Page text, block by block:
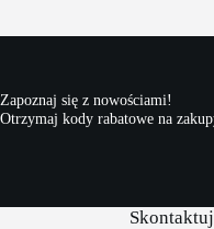
Zapoznaj się z nowościami!
Otrzymaj kody rabatowe na